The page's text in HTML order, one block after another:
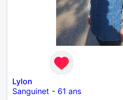
Lylon
Sanguinet - 61 ans